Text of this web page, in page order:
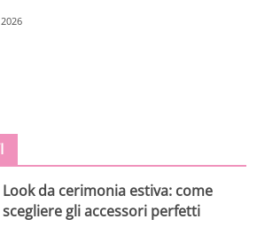
Look da cerimonia estiva: come
scegliere gli accessori perfetti